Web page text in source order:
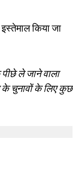
किया जा
ले जाने वाला
के चुनावों के लिए कुछ